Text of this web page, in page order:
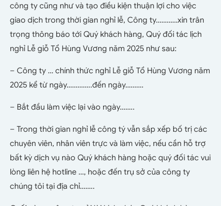
công ty cũng như và tạo điều kiện thuận lợi cho việc
giao dịch trong thời gian nghỉ lễ, Công ty…………xin trân
trọng thông báo tới Quý khách hàng, Quý đối tác lịch
nghỉ Lễ giỗ Tổ Hùng Vương năm 2025 như sau:
– Công ty … chính thức nghỉ Lễ giỗ Tổ Hùng Vương năm
2025 kể từ ngày…………..đến ngày……….
– Bắt đầu làm việc lại vào ngày……..
– Trong thời gian nghỉ lễ công tý vẫn sắp xếp bố trị các
chuyên viên, nhân viên trực và làm việc, nếu cần hỗ trợ
bất kỳ dịch vụ nào Quý khách hàng hoặc quý đối tác vui
lòng liên hệ hotline …, hoặc đến trụ sở của công ty
chúng tôi tại địa chỉ……..